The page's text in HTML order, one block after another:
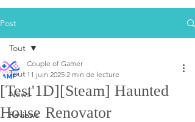
Post
Tout
News
Reviews
Tout
[Test'1D][Steam] Haunted
House Renovator
Couple of Gamer
11 juin 2025 2 min de lecture